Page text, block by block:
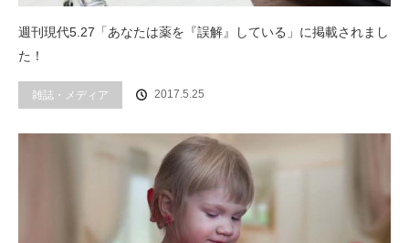
週刊現代5.27「あなたは薬を『誤解』している」に掲載されまし
た！
雑誌・メディア 2017.5.25